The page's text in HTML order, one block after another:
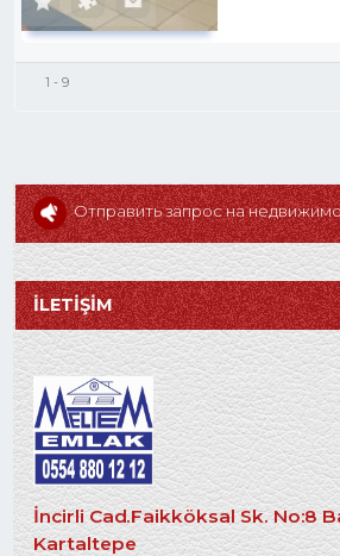
1 - 9
Отправить запрос на
İLETİŞİM
İncirli Cad.Faikköksal Sk. No:8
Kartaltepe